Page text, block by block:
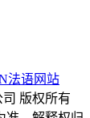
法语网站
版权所有